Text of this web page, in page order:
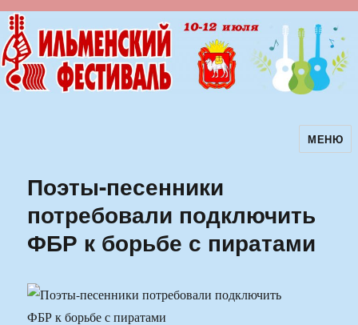
Ильменский фестиваль авторскойМЕНЮ
Поэты-песенники
потребовали подключить
ФБР к борьбе с пиратами